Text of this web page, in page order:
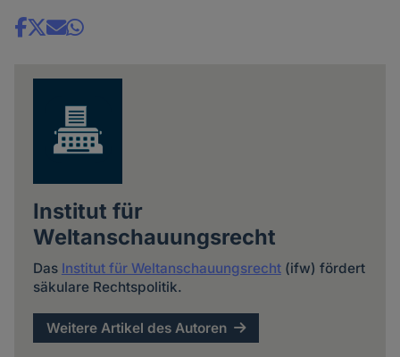
Share
Institut für
Weltanschauungsrecht
Das Institut für Weltanschauungsrecht(ifw) fördert
säkulare Rechtspolitik.
Weitere Artikel des Autoren